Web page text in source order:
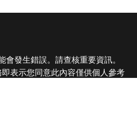
會發生錯誤。請查核重要資訊。
表示您同意此內容僅供個人參考